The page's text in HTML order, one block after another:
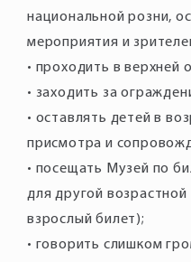
национальной розни,
мероприятия и
• проходить в верхней
• заходить за
• оставлять детей в
присмотра и
• посещать Музей по
для другой возрастной
взрослый билет);
• говорить слишком